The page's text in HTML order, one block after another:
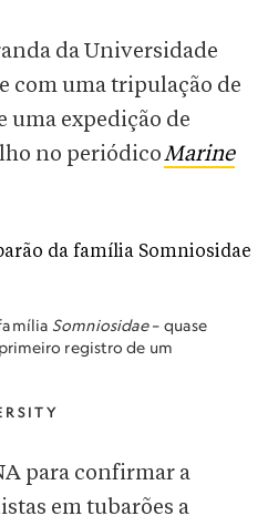
da Universidade
com uma tripulação de
uma expedição de
no periódicoMarine
famíliaSomniosidae– quase
registro de um
para confirmar a
em tubarões a